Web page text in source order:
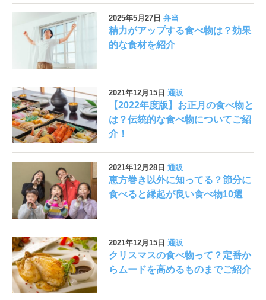
2025年5月27日弁当
精力がアップする食べ物は？効果
的な食材を紹介
2021年12月15日通販
【2022年度版】お正月の食べ物と
は？伝統的な食べ物についてご紹
介！
2021年12月28日通販
恵方巻き以外に知ってる？節分に
食べると縁起が良い食べ物10選
2021年12月15日通販
クリスマスの食べ物って？定番か
らムードを高めるものまでご紹介